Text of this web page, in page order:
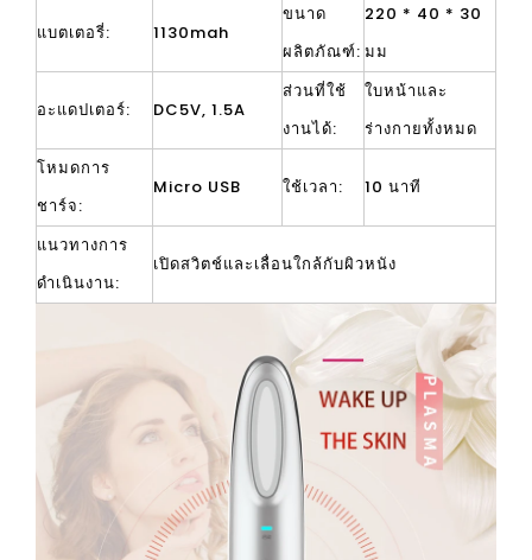
แบตเตอรี่: 1130mah
ขนาด
ผลิตภัณฑ์:
220 * 40 * 30
มม
อะแดปเตอร์: DC5V, 1.5A
ส่วนที่ใช้
งานได้:
ใบหน้าและ
ร่างกายทั้งหมด
โหมดการ
ชาร์จ:
Micro USB ใช้เวลา: 10 นาที
แนวทางการ
ดำเนินงาน:
เปิดสวิตช์และเลื่อนใกล้กับผิวหนัง